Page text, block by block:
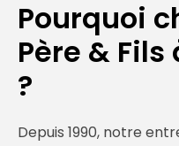
Pourquoi
Père &
?
Depuis 1990, notre